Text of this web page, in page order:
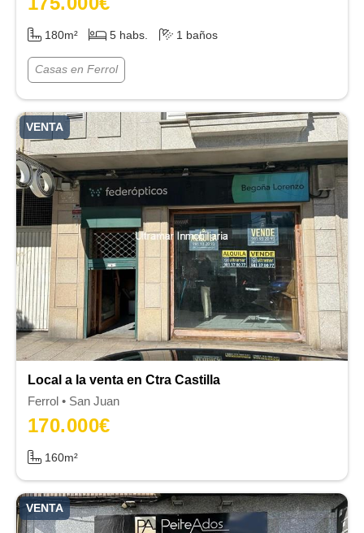
180m² 5 habs. 1 baños
Casas en Ferrol
VENTA
Local a la venta en Ctra Castilla
170.000€
160m²
Ferrol San Juan
VENTA